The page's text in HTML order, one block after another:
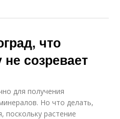
что
созревает
для получения
Но что делать,
поскольку растение